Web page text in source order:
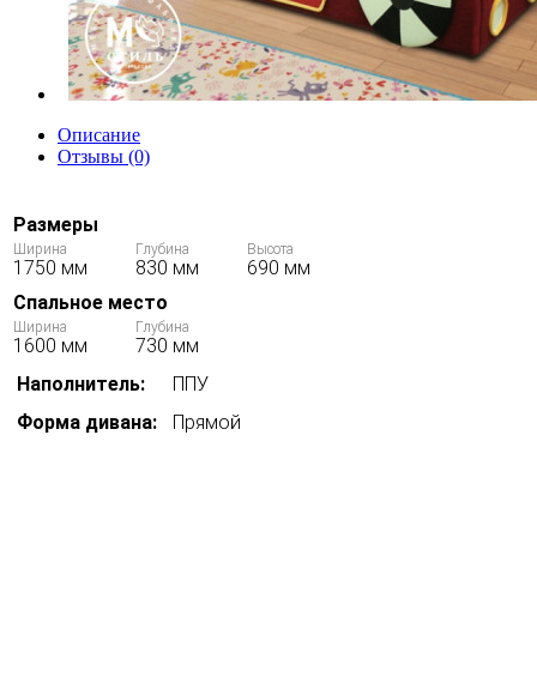
Описание
Отзывы (0)
Размеры
Ширина
1750 мм
Глубина
830 мм
Высота
690 мм
Спальное место
Ширина
1600 мм
Глубина
730 мм
Наполнитель:
ППУ
Форма дивана:
Прямой